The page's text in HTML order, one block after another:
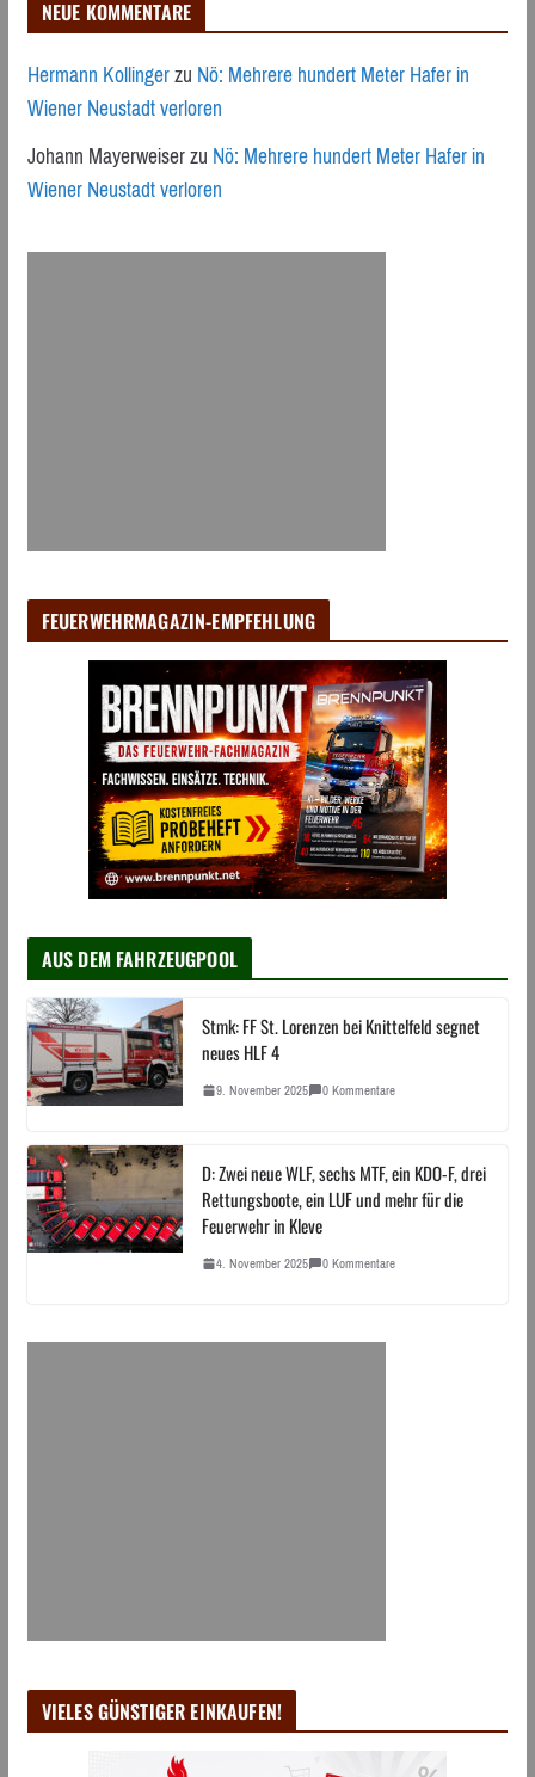
NEUE KOMMENTARE
Hermann KollingerzuNö: Mehrere hundert Meter Hafer in
Wiener Neustadt verloren
Johann MayerweiserzuNö: Mehrere hundert Meter Hafer in
Wiener Neustadt verloren
FEUERWEHRMAGAZIN-EMPFEHLUNG
AUS DEM FAHRZEUGPOOL
Stmk: FF St. Lorenzen bei Knittelfeld segnet
neues HLF 4
9. November 2025 0 Kommentare
D: Zwei neue WLF, sechs MTF, ein KDO-F, drei
Rettungsboote, ein LUF und mehr für die
Feuerwehr in Kleve
4. November 2025 0 Kommentare
VIELES GÜNSTIGER EINKAUFEN!